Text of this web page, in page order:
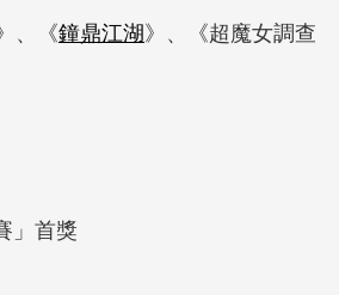
、《鐘鼎江湖》、《超魔女調查
」首獎